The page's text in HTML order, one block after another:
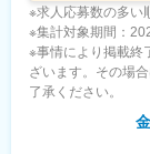
※求人応募数の多い
※集計対象期間：
※事情により掲載終
ざいます。その場
了承ください。